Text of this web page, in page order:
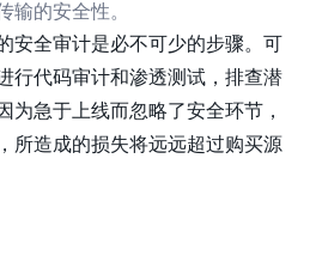
输的安全性。
安全审计是必不可少的步骤。可
行代码审计和渗透测试，排查潜
为急于上线而忽略了安全环节，
所造成的损失将远远超过购买源